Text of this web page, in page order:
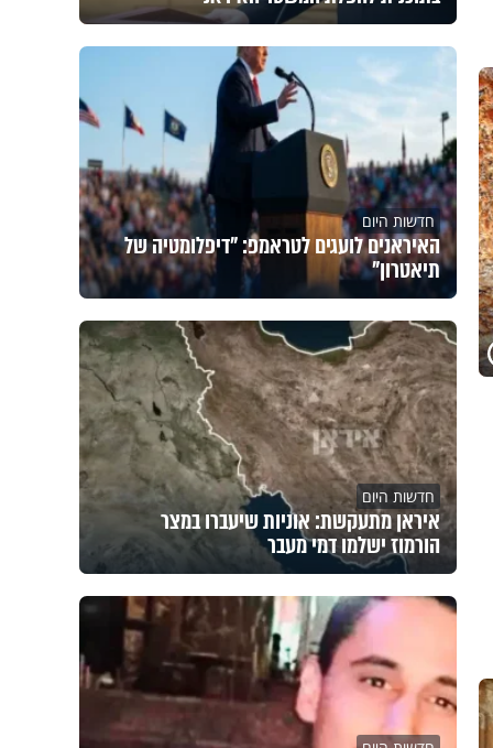
חדשות היום
האיראנים לועגים לטראמפ: "דיפלומטיה של
תיאטרון"
חדשות היום
איראן מתעקשת: אוניות שיעברו במצר
הורמוז ישלמו דמי מעבר